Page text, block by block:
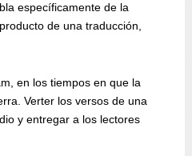
específicamente de la
de una traducción,
en los tiempos en que la
Verter los versos de una
y entregar a los lectores